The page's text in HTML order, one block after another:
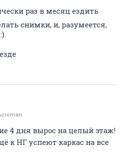
раз в месяц ездить
снимки, и, разумеется,
4 дня вырос на целый этаж!
к НГ успеют каркас на все